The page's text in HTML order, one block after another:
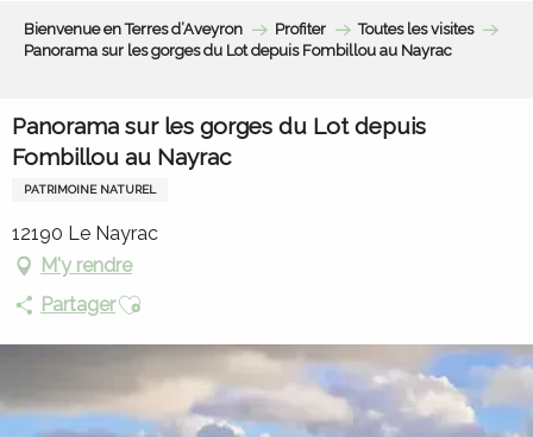
Bienvenue en Terres d’Aveyron Profiter
Toutes les visites
Panorama sur les gorges du Lot depuis Fombillou au Nayrac
Panorama sur les gorges du Lot depuis
Fombillou au Nayrac
PATRIMOINE NATUREL
12190 Le Nayrac
M'y rendre
PartagerAjouter aux favoris